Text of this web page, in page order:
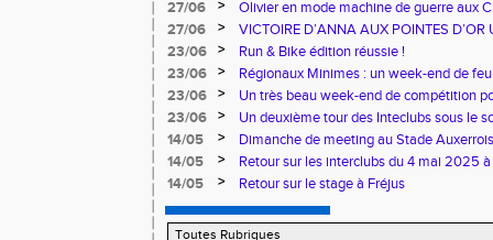
27/06
>
Olivier en mode machine de guerre aux
Master
27/06 >
VICTOIRE D’ANNA AUX POINTES D’OR
23/06
>
Run & Bike édition réussie !
23/06
>
Régionaux Minimes : un week-end de
23/06
>
Un très beau week-end de compétition
23/06
>
Un deuxième tour des Inteclubs sous le
14/05
>
Dimanche de meeting au Stade Auxerrois
14/05
>
Retour sur les interclubs du 4 mai 2025
14/05
> Retour sur le stage à Fréjus